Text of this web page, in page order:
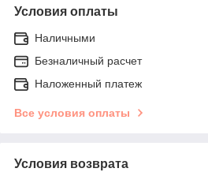
Условия оплаты
Наличными
Безналичный расчет
Наложенный платеж
Все условия оплаты
Условия возврата